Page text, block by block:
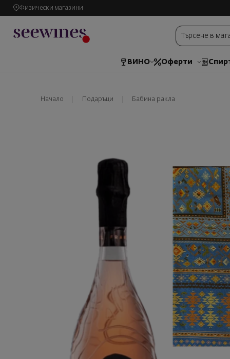
Физически магазини
ВИНО Оферти
Начало Подаръци Бабина ракла